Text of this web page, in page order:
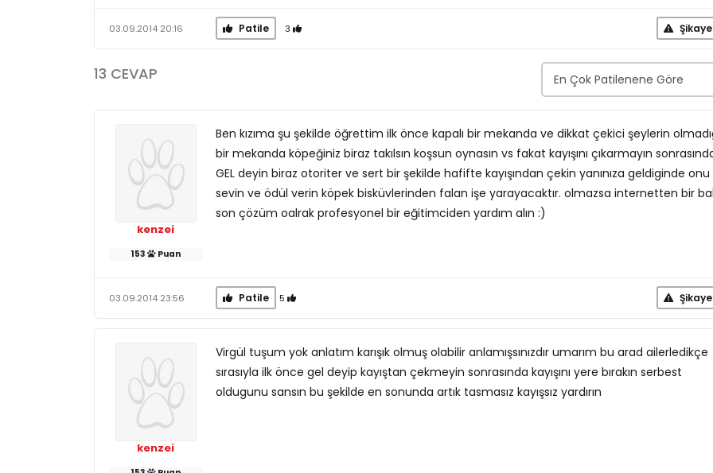
03.09.2014 20:16 Patile 3
13 CEVAP
kenzei
153 Puan
Ben kızıma şu şekilde öğrettim ilk önce kapalı bir mekanda ve dikkat çekici şeylerin
bir mekanda köpeğiniz biraz takılsın koşsun oynasın vs fakat kayışını çıkarmayın
GEL deyin biraz otoriter ve sert bir şekilde hafifte kayışından çekin yanınıza geldiginde onu
sevin ve ödül verin köpek bisküvlerinden falan işe yarayacaktır. olmazsa internetten bir
son çözüm oalrak profesyonel bir eğitimciden yardım alın :)
03.09.2014 23:56 Patile 5
kenzei
Virgül tuşum yok anlatım karışık olmuş olabilir anlamışsınızdır umarım bu arad ailerledikçe
sırasıyla ilk önce gel deyip kayıştan çekmeyin sonrasında kayışını yere bırakın serbest
oldugunu sansın bu şekilde en sonunda artık tasmasız kayışsız yardırın